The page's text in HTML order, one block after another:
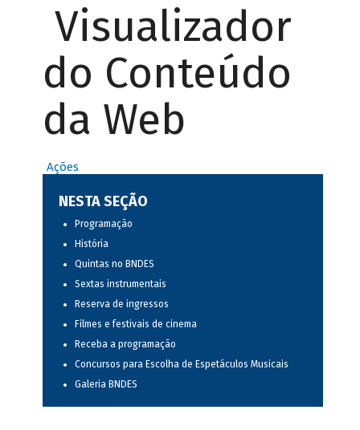
Visualizador
do Conteúdo
da Web
Ações
NESTA SEÇÃO
Programação
História
Quintas no BNDES
Sextas instrumentais
Reserva de ingressos
Filmes e festivais de cinema
Receba a programação
Concursos para Escolha de Espetáculos Musicais
Galeria BNDES